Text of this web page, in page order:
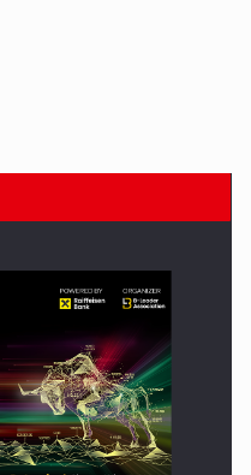
time reincep sa intre pe…